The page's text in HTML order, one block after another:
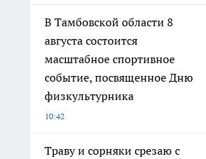
В Тамбовской области 8
августа состоится
масштабное спортивное
событие, посвященное Дню
физкультурника
10:42
Траву и сорняки срезаю с